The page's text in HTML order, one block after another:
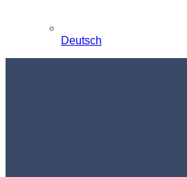
Deutsch